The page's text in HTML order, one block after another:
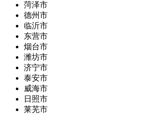
菏泽市
德州市
临沂市
东营市
烟台市
潍坊市
济宁市
泰安市
威海市
日照市
莱芜市